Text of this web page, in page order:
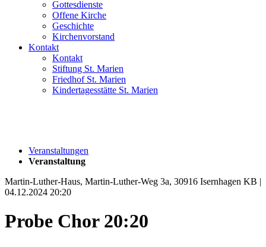
Gottesdienste
Offene Kirche
Geschichte
Kirchenvorstand
Kontakt
Kontakt
Stiftung St. Marien
Friedhof St. Marien
Kindertagesstätte St. Marien
Veranstaltungen
Veranstaltung
Martin-Luther-Haus, Martin-Luther-Weg 3a, 30916 Isernhagen KB |
04.12.2024 20:20
Probe Chor 20:20